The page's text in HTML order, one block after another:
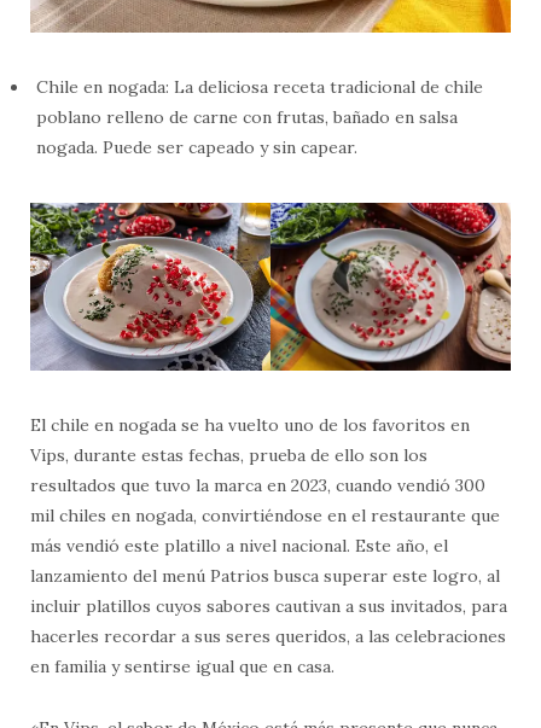
Chile en nogada: La deliciosa receta tradicional de chile
poblano relleno de carne con frutas, bañado en salsa
nogada. Puede ser capeado y sin capear.
El chile en nogada se ha vuelto uno de los favoritos en
Vips, durante estas fechas, prueba de ello son los
resultados que tuvo la marca en 2023, cuando vendió 300
mil chiles en nogada, convirtiéndose en el restaurante que
más vendió este platillo a nivel nacional. Este año, el
lanzamiento del menú Patrios busca superar este logro, al
incluir platillos cuyos sabores cautivan a sus invitados, para
hacerles recordar a sus seres queridos, a las celebraciones
en familia y sentirse igual que en casa.